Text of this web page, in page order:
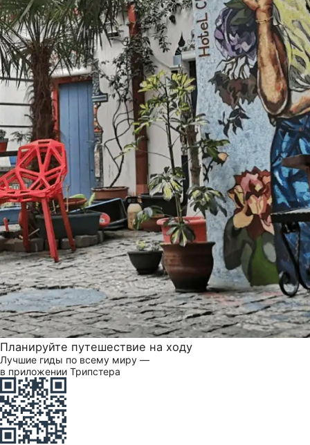
Планируйте путешествие на ходу
Лучшие гиды по всему миру —
в приложении Трипстера